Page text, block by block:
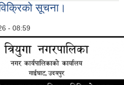
सूचना।
- 08:59